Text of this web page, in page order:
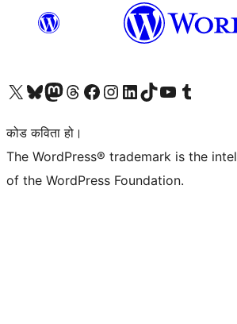
हाम्रो X (पहिले ट्विटर) खातामा जानुहोस्
हाम्रो Bluesky खाता भ्रमण गर्नुहोस्
हाम्रो म्यास्टोडन खाता भ्रमण गर्नुहोस्
हाम्रो थ्रेड्स खातामा जानुहोस्
हाम्रो फेसबुक पेजमा जानुहोस्
हाम्रो इन्स्टाग्राम खातामा जानुहोस्
हाम्रो लिङ्क्डइन खातामा जानुहोस्
हाम्रो TikTok खाता भ्रमण गर्नुहोस्
हाम्रो युट्युब च्यानलमा जानुहोस्
हाम्रो टम्बलर खाता भ्रमण गर्नुहोस्
कोड कविता हो।
The WordPress® trademark is the
of the WordPress Foundation.